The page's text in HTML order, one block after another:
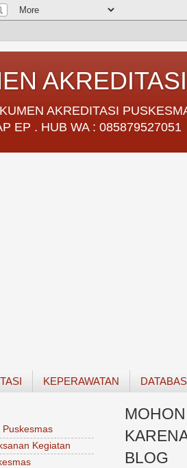
AKREDITASI
EP . HUB WA : 085879527051
KEPERAWATAN
BLOG
Puskesmas
Kegiatan